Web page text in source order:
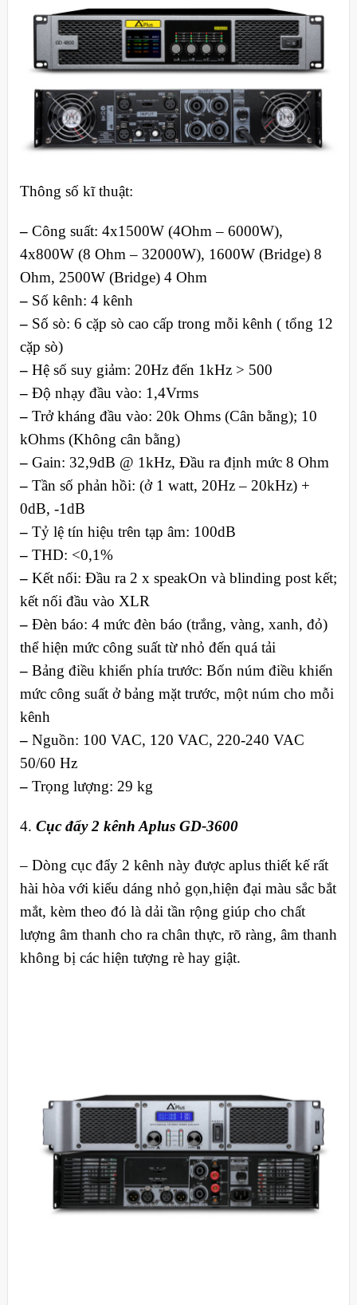
Thông số kĩ thuật:
– Công suất: 4x1500W (4Ohm – 6000W),
4x800W (8 Ohm – 32000W), 1600W (Bridge) 8
Ohm, 2500W (Bridge) 4 Ohm
– Số kênh: 4 kênh
– Số sò: 6 cặp sò cao cấp trong mỗi kênh ( tổng 12
cặp sò)
– Hệ số suy giảm: 20Hz đến 1kHz > 500
– Độ nhạy đầu vào: 1,4Vrms
– Trở kháng đầu vào: 20k Ohms (Cân bằng); 10
kOhms (Không cân bằng)
– Gain: 32,9dB @ 1kHz, Đầu ra định mức 8 Ohm
– Tần số phản hồi: (ở 1 watt, 20Hz – 20kHz) +
0dB, -1dB
– Tỷ lệ tín hiệu trên tạp âm: 100dB
– THD: <0,1%
– Kết nối: Đầu ra 2 x speakOn và blinding post kết;
kết nối đầu vào XLR
– Đèn báo: 4 mức đèn báo (trắng, vàng, xanh, đỏ)
thể hiện mức công suất từ nhỏ đến quá tải
– Bảng điều khiển phía trước: Bốn núm điều khiển
mức công suất ở bảng mặt trước, một núm cho mỗi
kênh
– Nguồn: 100 VAC, 120 VAC, 220-240 VAC
50/60 Hz
– Trọng lượng: 29 kg
4. Cục đẩy 2 kênh Aplus GD-3600
– Dòng cục đẩy 2 kênh này được aplus thiết kế rất
hài hòa với kiểu dáng nhỏ gọn,hiện đại màu sắc bắt
mắt, kèm theo đó là dải tần rộng giúp cho chất
lượng âm thanh cho ra chân thực, rõ ràng, âm thanh
không bị các hiện tượng rè hay giật.